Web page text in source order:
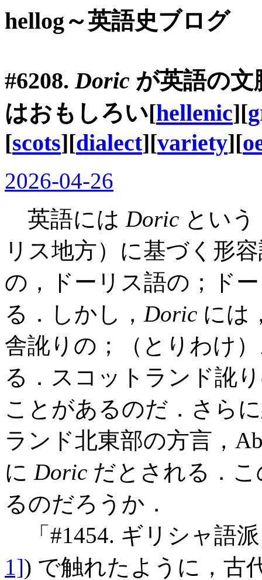
hellog～英語史ブログ
#6208.Doric が英語の文
はおもしろい[hellenic][
[scots][dialect][variety][
2026-04-26
英語には Doric とい
リス地方）に基づく形
の，ドーリス語の；ド
る．しかし， Doric には
舎訛りの；（とりわけ
る．スコットランド訛
ことがあるのだ．さら
ランド北東部の方言，
に Doric だとされる．
るのだろうか．
「#1454. ギリシャ語
1]) で触れたように，古